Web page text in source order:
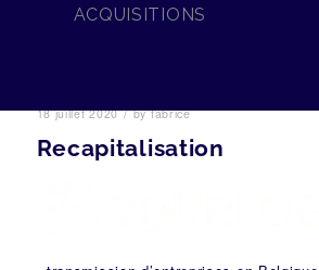
ACQUISITIONS
18 juillet 2020 / byfabrice
Recapitalisation